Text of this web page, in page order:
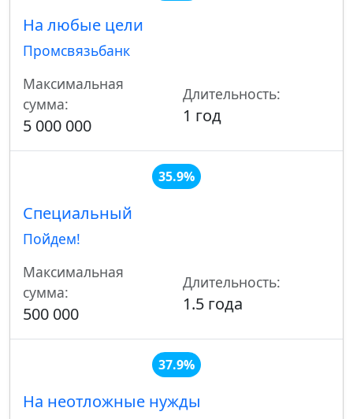
На любые цели
Промсвязьбанк
Максимальная
сумма:
5 000 000
Длительность:
1 год
35.9%
Специальный
Пойдем!
Максимальная
сумма:
500 000
Длительность:
1.5 года
37.9%
На неотложные нужды